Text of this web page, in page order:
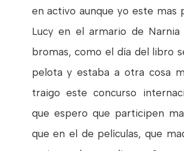
en activo aunque yo este mas
Lucy en el armario de
bromas, como el día del libro
pelota y estaba a otra cosa
traigo este concurso
que espero que participen
que en el de películas, que